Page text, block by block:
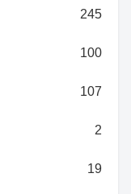
245
100
107
2
19